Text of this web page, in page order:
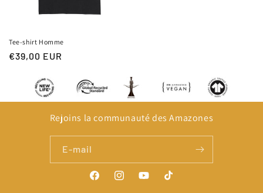
Tee-shirt Homme
Prix
€39,00 EUR
Rejoins la communauté des Amazones
E-mail
FacebookInstagramYouTubeTikTok